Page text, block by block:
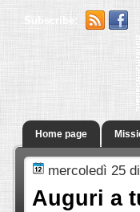
Subscribe:
Home page
mercoledì 25
Auguri a